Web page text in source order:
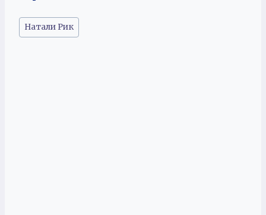
Метки
записи:
Натали Рик